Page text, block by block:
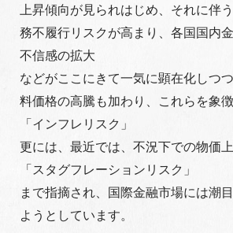
上昇傾向が見られはじめ、それに伴
務不履行リスクが高まり、各国国内
不信感の拡大
などがここにきて一気に顕在化しつ
料価格の高騰も加わり、これらを象徴
「インフレリスク」
更には、最近では、不況下での物価上
「スタグフレーションリスク」
まで指摘され、国際金融市場には潮
ようとしています。